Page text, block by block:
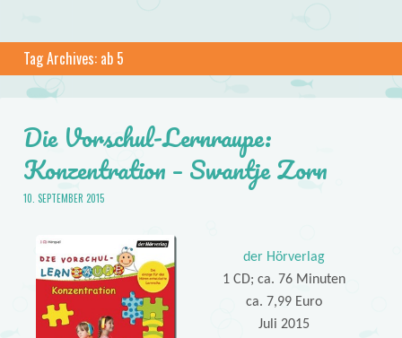
Tag Archives: ab 5
Die Vorschul-Lernraupe:
Konzentration – Swantje Zorn
10. SEPTEMBER 2015
der Hörverlag
1 CD; ca. 76 Minuten
ca. 7,99 Euro
Juli 2015